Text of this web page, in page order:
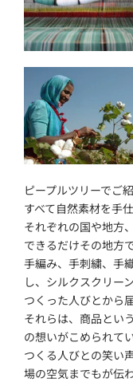
ピープルツリーでご
すべて自然素材を手
それぞれの国や地方
できるだけその地方
手編み、手刺繍、手
し、シルクスクリー
つくった人びとから
それらは、商品とい
の想いがこめられてい
つくる人びとの笑い
場の空気までもが伝